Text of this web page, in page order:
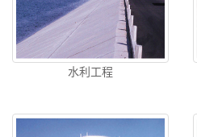
水利工程